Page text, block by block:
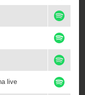
live